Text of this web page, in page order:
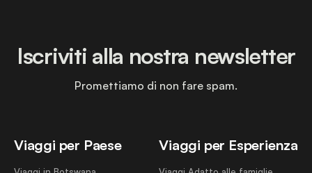
Viaggi per Paese Viaggi per Esperienza
Iscriviti alla nostra newsletter
Promettiamo di non fare spam.